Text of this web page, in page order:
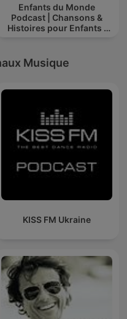
Enfants du Monde
Podcast | Chansons &
Histoires pour Enfants |
Apprendre à Chanter
Compte
Musique
KISS FM Ukraine